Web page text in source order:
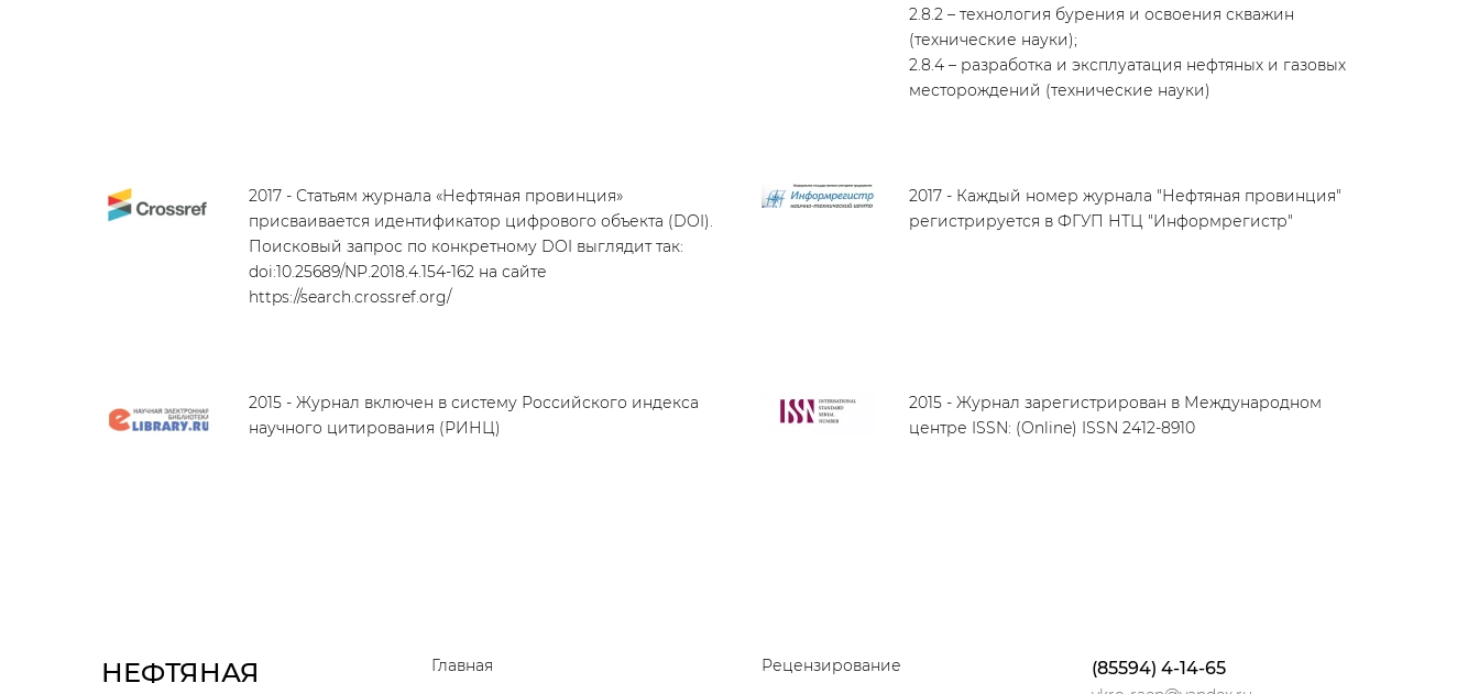
2.8.2 – технология бурения и освоения скважин
(технические науки);
2.8.4 – разработка и эксплуатация нефтяных и газовых
месторождений (технические науки)
2017 - Статьям журнала «Нефтяная провинция»
присваивается идентификатор цифрового объекта (DOI).
Поисковый запрос по конкретному DOI выглядит так:
doi:10.25689/NP.2018.4.154-162 на сайте
https://search.crossref.org/
2017 - Каждый номер журнала "Нефтяная провинция"
регистрируется в ФГУП НТЦ "Информрегистр"
2015 - Журнал включен в систему Российского индекса
научного цитирования (РИНЦ)
2015 - Журнал зарегистрирован в Международном
центре ISSN: (Online) ISSN 2412-8910
НЕФТЯНАЯ
Главная
Рецензирование
(85594) 4-14-65